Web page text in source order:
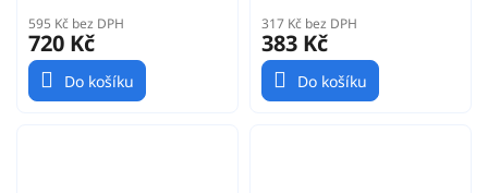
595 Kč bez DPH
720 Kč
Do košíku
317 Kč bez DPH
383 Kč
Do košíku